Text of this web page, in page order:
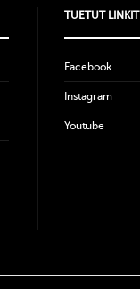
TUETUT LINKIT
Facebook
Instagram
Youtube